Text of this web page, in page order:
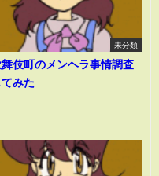
未分類
伎町のメンヘラ事情調査
てみた